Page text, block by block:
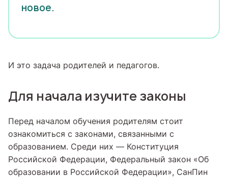
новое.
И это задача родителей и педагогов.
Для начала изучите законы
Перед началом обучения родителям стоит
ознакомиться с законами, связанными с
образованием. Среди них — Конституция
Российской Федерации, Федеральный закон «Об
образовании в Российской Федерации», СанПин